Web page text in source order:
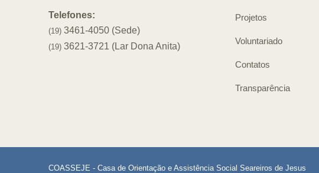
Telefones:
(19) 3461-4050 (Sede)
(19) 3621-3721 (Lar Dona Anita)
Projetos
Voluntariado
Contatos
Transparência
COASSEJE - Casa de Orientação e Assistência Social Seareiros de Jesus